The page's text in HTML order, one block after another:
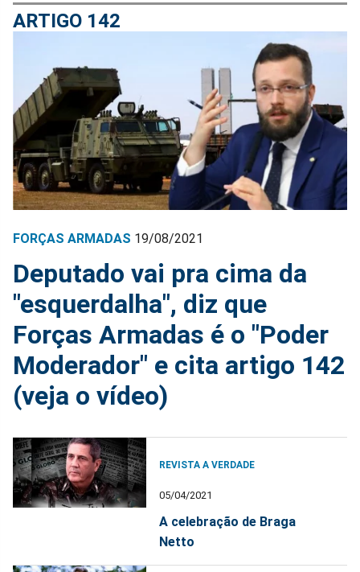
ARTIGO 142
FORÇAS ARMADAS 19/08/2021
Deputado vai pra cima da
"esquerdalha", diz que
Forças Armadas é o "Poder
Moderador" e cita artigo 142
(veja o vídeo)
REVISTA A VERDADE
05/04/2021
A celebração de Braga
Netto